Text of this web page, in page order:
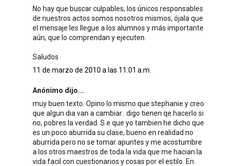
No hay que buscar culpables, los únicos responsables
de nuestros actos somos nosotros mismos, ójala que
el mensaje les llegue a los alumnos y más importante
aún, que lo comprendan y ejecuten.
Saludos
11 de marzo de 2010 a las 11:01 a.m.
Anónimo dijo...
muy buen texto. Opino lo mismo que stephanie y creo
que algun dia van a cambiar.. digo tienen qe hacerlo si
no, pobres la verdad. S e que yo tambien he dicho que
es un poco aburrida su clase, bueno en realidad no
aburrida pero no se tomar apuntes y me acostumbre
a los otros maestros de toda la vida que me hacian la
vida facil con cuestionarios y cosas por el estilo. En